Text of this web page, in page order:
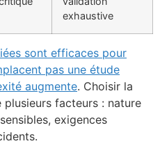
exhaustive
sont efficaces pour
pas une étude
augmente. Choisir la
facteurs : nature
exigences